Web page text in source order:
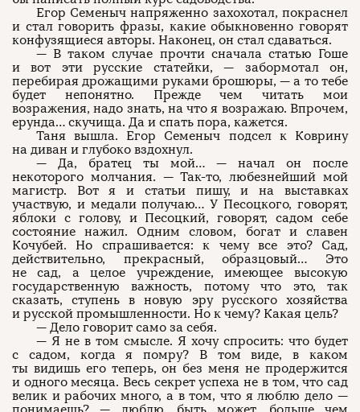
Егор Семеныч напряженно захохотал, покраснел
и стал говорить фразы, какие обыкновенно говорят
конфузящиеся авторы. Наконец, он стал сдаваться.
— В таком случае прочти сначала статью Гоше
и вот эти русские статейки, — забормотал он,
перебирая дрожащими руками брошюры, — а то тебе
будет непонятно. Прежде чем читать мои
возражения, надо знать, на что я возражаю. Впрочем,
ерунда… скучища. Да и спать пора, кажется.
Таня вышла. Егор Семеныч подсел к Коврину
на диван и глубоко вздохнул.
— Да, братец ты мой… — начал он после
некоторого молчания. — Так-то, любезнейший мой
магистр. Вот я и статьи пишу, и на выставках
участвую, и медали получаю… У Песоцкого, говорят,
яблоки с голову, и Песоцкий, говорят, садом себе
состояние нажил. Одним словом, богат и славен
Кочубей. Но спрашивается: к чему все это? Сад,
действительно, прекрасный, образцовый… Это
не сад, а целое учреждение, имеющее высокую
государственную важность, потому что это, так
сказать, ступень в новую эру русского хозяйства
и русской промышленности. Но к чему? Какая цель?
— Дело говорит само за себя.
— Я не в том смысле. Я хочу спросить: что будет
с садом, когда я помру? В том виде, в каком
ты видишь его теперь, он без меня не продержится
и одного месяца. Весь секрет успеха не в том, что сад
велик и рабочих много, а в том, что я люблю дело —